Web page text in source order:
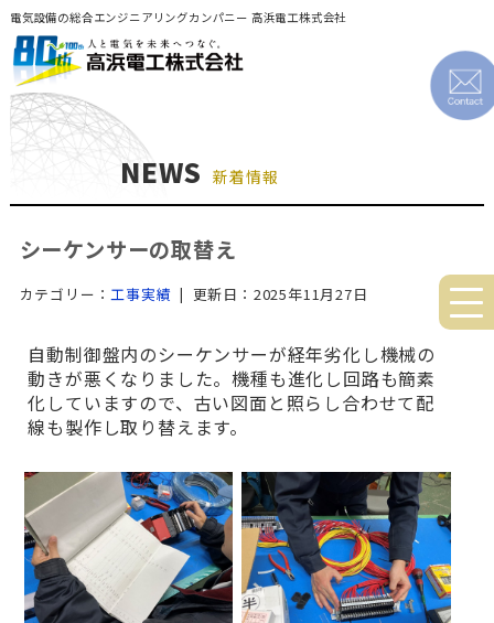
電気設備の総合エンジニアリングカンパニー 高浜電工株式会社
NEWS 新着情報
シーケンサーの取替え
カテゴリー： 工事実績 | 更新日：2025年11月27日
自動制御盤内のシーケンサーが経年劣化し機械の
動きが悪くなりました。機種も進化し回路も簡素
化していますので、古い図面と照らし合わせて配
線も製作し取り替えます。